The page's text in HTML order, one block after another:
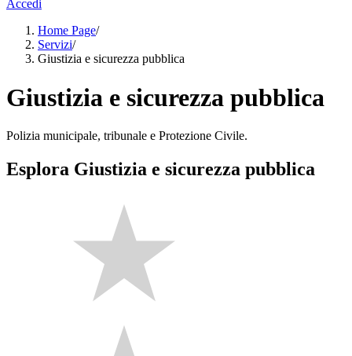
Accedi
Home Page/
Servizi/
Giustizia e sicurezza pubblica
Giustizia e sicurezza pubblica
Polizia municipale, tribunale e Protezione Civile.
Esplora Giustizia e sicurezza pubblica